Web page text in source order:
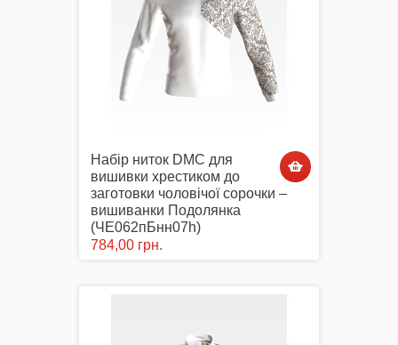
Набір ниток DMC для
вишивки хрестиком до
заготовки чоловічої сорочки –
вишиванки Подолянка
(ЧЕ062пБнн07h)
784,00 грн.